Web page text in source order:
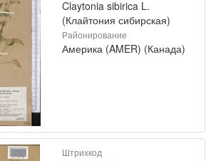
Claytonia sibirica L.
(Клайтония сибирская)
Районирование
Америка (AMER) (Канада)
Штрихкод